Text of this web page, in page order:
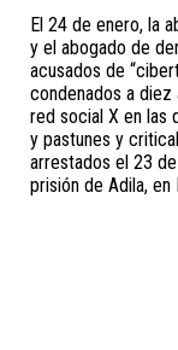
El 24 de enero, la
y el abogado de
acusados de
condenados a
red social X en las
y pastunes y
arrestados el 23
prisión de Adila, en